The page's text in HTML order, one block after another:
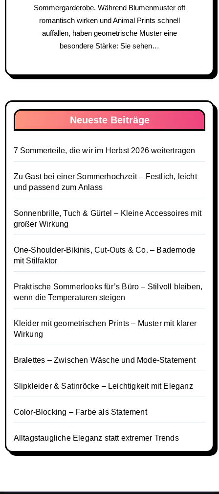
Sommergarderobe. Während Blumenmuster oft
romantisch wirken und Animal Prints schnell
auffallen, haben geometrische Muster eine
besondere Stärke: Sie sehen…
Neueste Beiträge
7 Sommerteile, die wir im Herbst 2026 weitertragen
Zu Gast bei einer Sommerhochzeit – Festlich, leicht
und passend zum Anlass
Sonnenbrille, Tuch & Gürtel – Kleine Accessoires mit
großer Wirkung
One-Shoulder-Bikinis, Cut-Outs & Co. – Bademode
mit Stilfaktor
Praktische Sommerlooks für’s Büro – Stilvoll bleiben,
wenn die Temperaturen steigen
Kleider mit geometrischen Prints – Muster mit klarer
Wirkung
Bralettes – Zwischen Wäsche und Mode-Statement
Slipkleider & Satinröcke – Leichtigkeit mit Eleganz
Color-Blocking – Farbe als Statement
Alltagstaugliche Eleganz statt extremer Trends